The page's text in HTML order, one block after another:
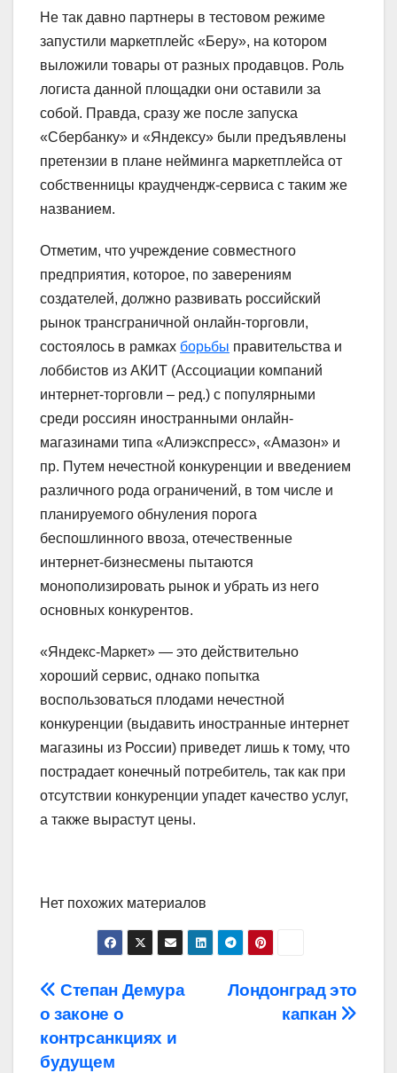
Не так давно партнеры в тестовом режиме
запустили маркетплейс «Беру», на котором
выложили товары от разных продавцов. Роль
логиста данной площадки они оставили за
собой. Правда, сразу же после запуска
«Сбербанку» и «Яндексу» были предъявлены
претензии в плане нейминга маркетплейса от
собственницы краудчендж-сервиса с таким же
названием.
Отметим, что учреждение совместного
предприятия, которое, по заверениям
создателей, должно развивать российский
рынок трансграничной онлайн-торговли,
состоялось в рамках борьбы правительства и
лоббистов из АКИТ (Ассоциации компаний
интернет-торговли – ред.) с популярными
среди россиян иностранными онлайн-
магазинами типа «Алиэкспресс», «Амазон» и
пр. Путем нечестной конкуренции и введением
различного рода ограничений, в том числе и
планируемого обнуления порога
беспошлинного ввоза, отечественные
интернет-бизнесмены пытаются
монополизировать рынок и убрать из него
основных конкурентов.
«Яндекс-Маркет» — это действительно
хороший сервис, однако попытка
воспользоваться плодами нечестной
конкуренции (выдавить иностранные интернет
магазины из России) приведет лишь к тому, что
пострадает конечный потребитель, так как при
отсутствии конкуренции упадет качество услуг,
а также вырастут цены.
Нет похожих материалов
Навигация
по
Лондонград это
капкан
Степан Демура
о законе о
контрсанкциях и
будущем